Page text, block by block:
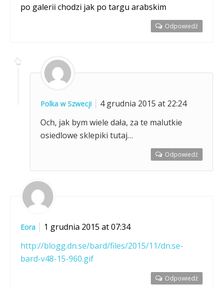
po galerii chodzi jak po targu arabskim
Odpowiedź
Polka w Szwecji
4 grudnia 2015 at 22:24
Och, jak bym wiele dała, za te malutkie
osiedlowe sklepiki tutaj…
Odpowiedź
Eora
1 grudnia 2015 at 07:34
http://blogg.dn.se/bard/files/2015/11/dn.se-
bard-v48-15-960.gif
Odpowiedź